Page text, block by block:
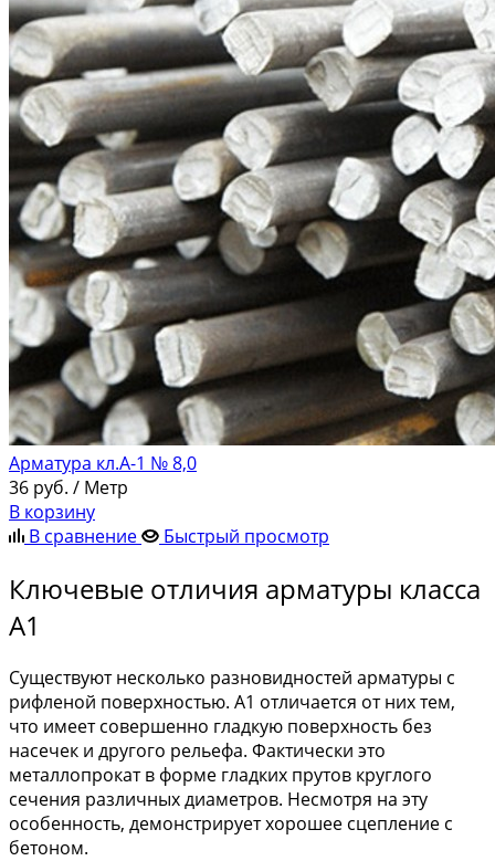
Арматура кл.А-1 № 8,0
36 руб. / Метр
В корзину
В сравнение
Быстрый просмотр
Ключевые отличия арматуры класса
А1
Существуют несколько разновидностей арматуры с
рифленой поверхностью. А1 отличается от них тем,
что имеет совершенно гладкую поверхность без
насечек и другого рельефа. Фактически это
металлопрокат в форме гладких прутов круглого
сечения различных диаметров. Несмотря на эту
особенность, демонстрирует хорошее сцепление с
бетоном.